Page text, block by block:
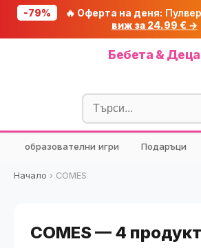
-79% 🔥 Оферта на деня:
виж за 24.99 € →
Бебета & Деца
Блог
🧮 Калкулатори
🔍 Намери продукт
образователни игри Подаръци
Начало › COMES
COMES — 4